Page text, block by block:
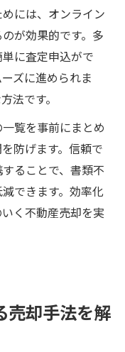
には、オンライン
が効果的です。多
に査定申込がで
ズに進められま
法です。
覧を事前にまとめ
防げます。信頼で
ることで、書類不
できます。効率化
く不動産売却を実
売却手法を解